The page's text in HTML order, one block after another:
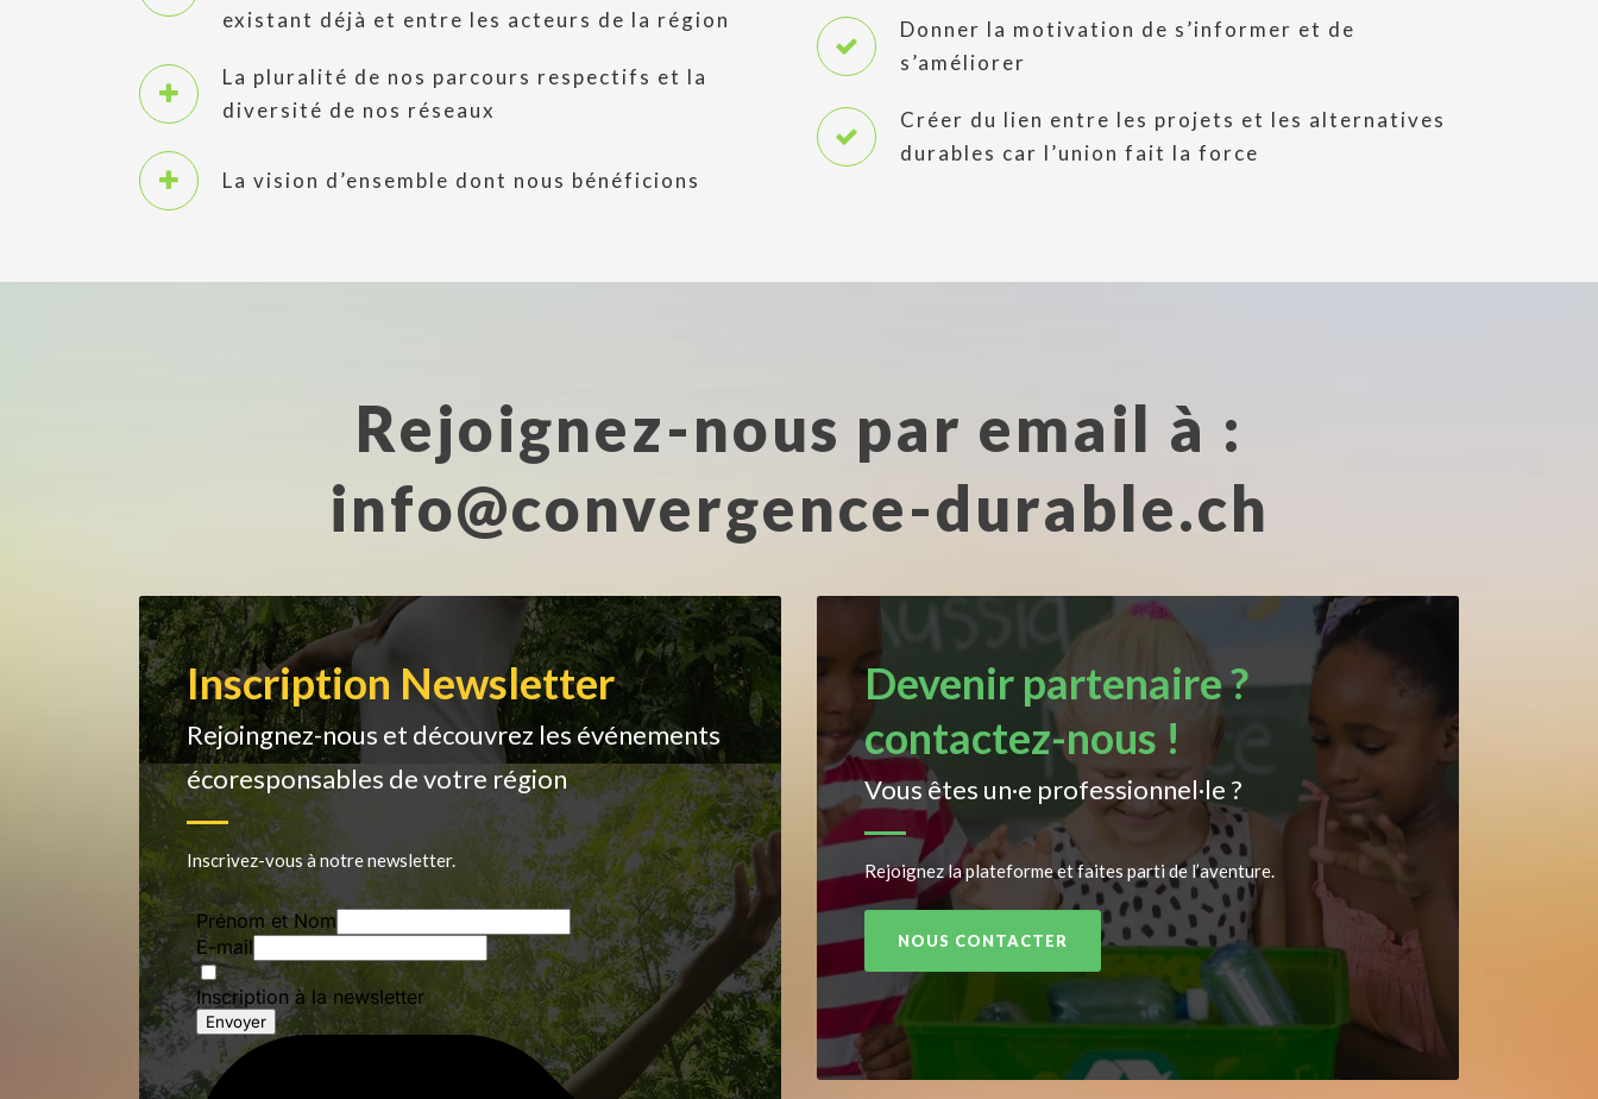
existant déjà et entre les acteurs de la région
La pluralité de nos parcours respectifs et la
diversité de nos réseaux
La vision d’ensemble dont nous bénéficions
Donner la motivation de s’informer et de
s’améliorer
Créer du lien entre les projets et les alternatives
durables car l’union fait la force
Rejoignez-nous par email à :
info@convergence-durable.ch
Inscription Newsletter
Rejoingnez-nous et découvrez les événements
écoresponsables de votre région
Inscrivez-vous à notre newsletter.
Devenir partenaire ?
contactez-nous !
Vous êtes un·e professionnel·le ?
Rejoignez la plateforme et faites parti de l’aventure.
NOUS CONTACTER